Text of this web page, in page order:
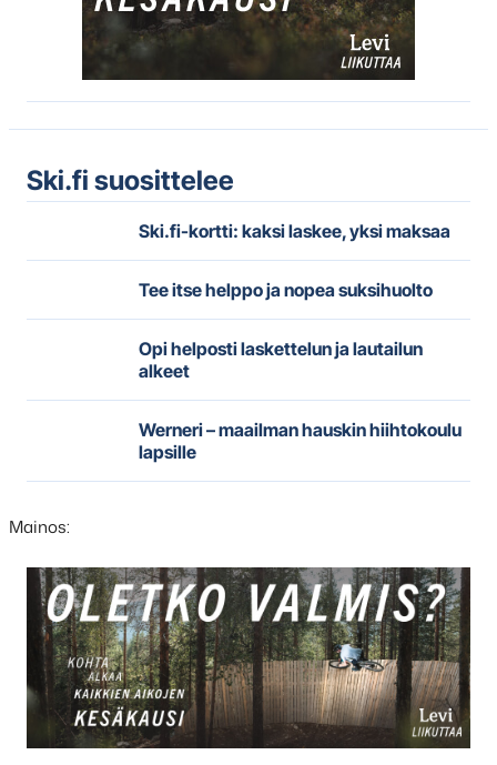
Ski.fi suosittelee
Ski.fi-kortti: kaksi laskee, yksi maksaa
Tee itse helppo ja nopea suksihuolto
Opi helposti laskettelun ja lautailun
alkeet
Werneri – maailman hauskin hiihtokoulu
lapsille
Mainos:
Hyppää
karusellisisällön
yli
seuraavaan
sisältöön